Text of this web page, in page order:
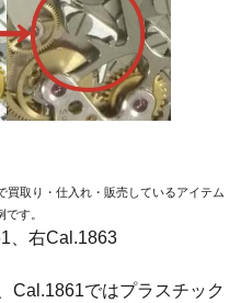
取り・仕入れ・販売しているアイテム
です。
、右Cal.1863
Cal.1861ではプラスチック